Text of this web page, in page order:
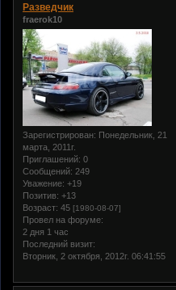
Разведчик
fraerok10
Зарегистрирован: Понедельник, 21
марта, 2011г.
Приглашений: 0
Сообщений: 249
Уважение: +19
Позитив: +13
Возраст: 45 [1980-08-07]
Провел на форуме:
2 дня 1 час
Последний визит:
Вторник, 2 октября, 2012г. 06:41:55